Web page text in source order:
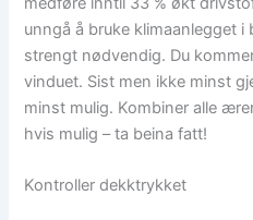
unngå å bruke klimaanlegget
strengt nødvendig. Du
vinduet. Sist men ikke minst
minst mulig. Kombiner alle
hvis mulig – ta beina fatt!
Kontroller dekktrykket